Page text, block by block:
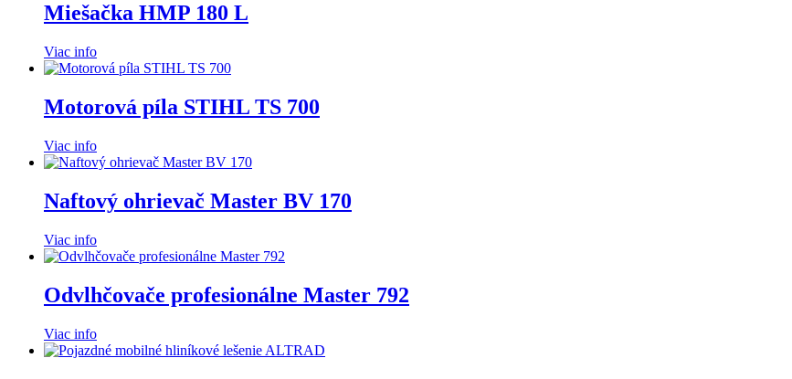
Miešačka HMP 180 L
Viac info
Motorová píla STIHL TS 700
Viac info
Naftový ohrievač Master BV 170
Viac info
Odvlhčovače profesionálne Master 792
Viac info